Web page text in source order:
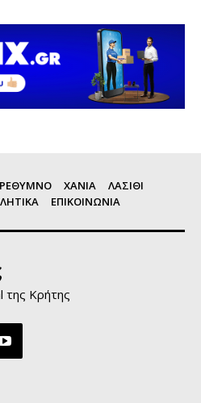
ΡΕΘΥΜΝΟ ΧΑΝΙΑ
ΛΑΣΙΘΙ
ΕΠΙΚΟΙΝΩΝΙΑ
της Κρήτης